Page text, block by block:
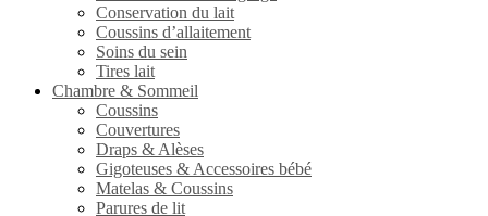
Conservation du lait
Coussins d’allaitement
Soins du sein
Tires lait
Chambre & Sommeil
Coussins
Couvertures
Draps & Alèses
Gigoteuses & Accessoires bébé
Matelas & Coussins
Parures de lit